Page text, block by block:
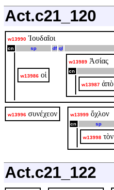
Act.c21_120
w13990 Ἰουδαῖοι
cn sp df ql
w13986 οἱ
w13989 Ἀσίας
cn
w13987 ἀπὸ
w13996 συνέχεον w13999 ὄχλον
cn sp
w13998 τὸν
Act.c21_122